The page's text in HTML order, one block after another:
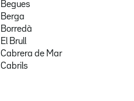
Begues
Berga
Borredà
El Brull
Cabrera de Mar
Cabrils